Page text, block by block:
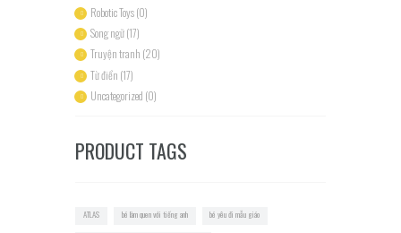
Robotic Toys(0)
Song ngữ(17)
Truyện tranh (20)
Từ điển (17)
Uncategorized (0)
PRODUCT TAGS
ATLAS bé làm quen với tiếng anh bé yêu đi mẫu giáo